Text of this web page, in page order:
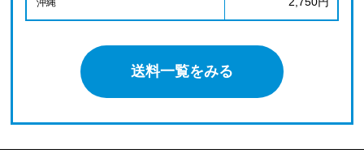
沖縄
送料一覧をみる